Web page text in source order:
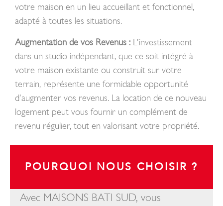
votre maison en un lieu accueillant et fonctionnel,
adapté à toutes les situations.
Augmentation de vos Revenus : L’investissement
dans un studio indépendant, que ce soit intégré à
votre maison existante ou construit sur votre
terrain, représente une formidable opportunité
d’augmenter vos revenus. La location de ce nouveau
logement peut vous fournir un complément de
revenu régulier, tout en valorisant votre propriété.
POURQUOI NOUS CHOISIR ?
Avec MAISONS BATI SUD, vous